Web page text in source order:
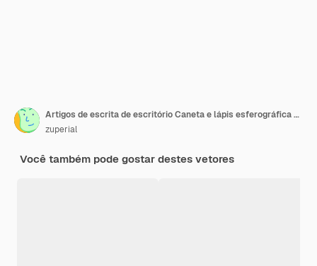
Artigos de escrita de escritório Caneta e lápis esferográfica moderna realista com conjunto de borracha
zuperial
Você também pode gostar destes vetores